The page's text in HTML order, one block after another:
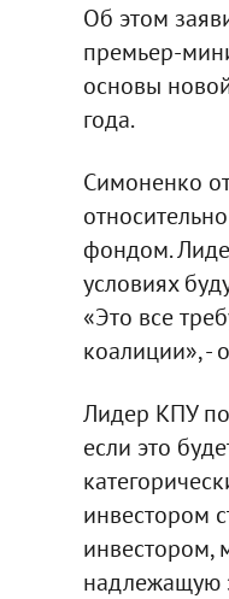
Об этом
премьер-
основы
года.
Симоненко
фондом.
условиях
«Это все
коалиции», -
Лидер КПУ
если это
инвестором
инвестором,
надлежащую